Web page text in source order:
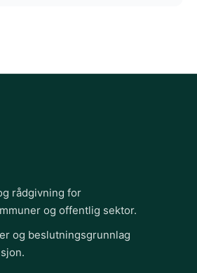
rådgivning for
og offentlig sektor.
og beslutningsgrunnlag